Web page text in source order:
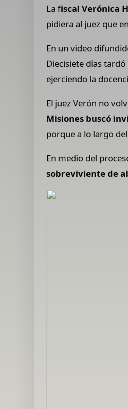
La fiscal Verónica
pidiera al juez que
En un video
Diecisiete días
ejerciendo la
El juez Verón no
Misiones buscó
porque a lo largo
En medio del
sobreviviente de